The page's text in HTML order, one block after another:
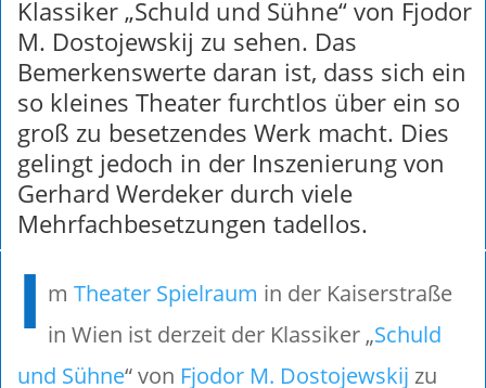
Klassiker „Schuld und Sühne“ von Fjodor
M. Dostojewskij zu sehen. Das
Bemerkenswerte daran ist, dass sich ein
so kleines Theater furchtlos über ein so
groß zu besetzendes Werk macht. Dies
gelingt jedoch in der Inszenierung von
Gerhard Werdeker durch viele
Mehrfachbesetzungen tadellos.
I m Theater Spielraum in der Kaiserstraße
in Wien ist derzeit der Klassiker „Schuld
und Sühne“ von Fjodor M. Dostojewskij zu